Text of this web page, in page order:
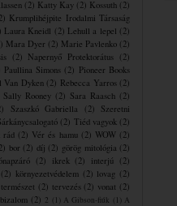
(2) Katty Kay (2) Kossuth (2)
Krumplihéjpite ​Irodalmi Társaság
Laura Kneidl (2) Lehull a lepel (2)
Mara Dyer (2) Marie Pavlenko (2)
(2) Napernyő Protektorátus (2)
Paullina Simons (2) Pioneer Books
Van Dyken (2) Rebecca Yarros (2)
Sally Rooney (2) Sara Raasch (2)
Szaszkó Gabriella (2)
Szeretni
(2) Tiéd vagyok (2)
rád (2) Vér és hamu (2) WOW (2)
bor (2) díj (2) görög mitológia (2)
(2) ikrek (2) interjú (2)
(2) környezetvédelem (2) lovag (2)
természet (2) tervezés (2) vonat (2)
(2) 2 (1) A Gibson-fiúk (1) A